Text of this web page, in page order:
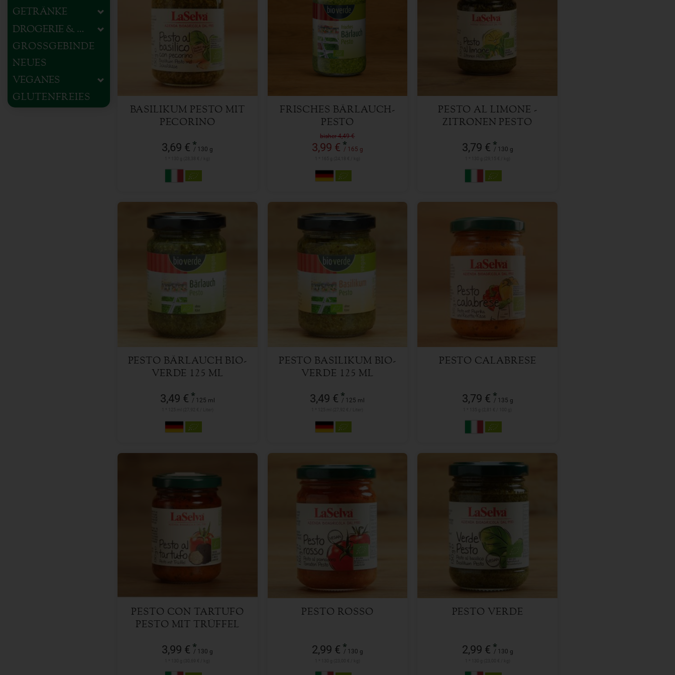
GETRÄNKE
DROGERIE & HAUSHALT
GROSSGEBINDE
NEUES
VEGANES
GLUTENFREIES
BASILIKUM PESTO MIT
PECORINO
3,69 € *
/ 130 g
130 g
3,69 €
FRISCHES BÄRLAUCH-
PESTO
bisher 4,49 €
3,99 € *
/ 165 g
165 g
PESTO AL LIMONE -
ZITRONEN PESTO
3,79 € *
/ 130 g
130 g
PESTO BÄRLAUCH BIO-
VERDE 125 ML
3,49 € *
/ 125 ml
125 ml
3,49€
PESTO BASILIKUM BIO-
VERDE 125 ML
3,49 € *
/ 125 ml
125 ml
3,49
PESTO CALABRESE
3,79 € *
/ 135 g
PESTO CON TARTUFO
PESTO MIT TRÜFFEL
3,99 € *
/ 130 g
3,99€
PESTO ROSSO
2,99 € *
/ 130 g
130 g
PESTO VERDE
2,99 € *
/ 130 g
130 g
2,99